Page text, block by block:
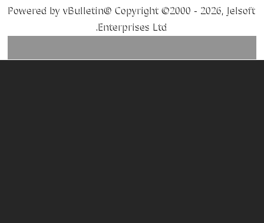
Powered by vBulletin® Copyright ©2000 - 2026, Jelsoft
Enterprises Ltd.